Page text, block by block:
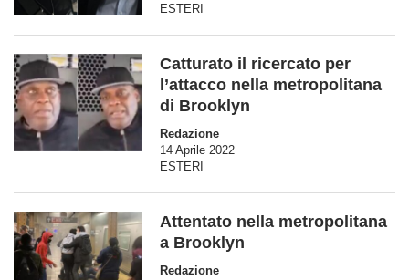
ESTERI
Catturato il ricercato per
l’attacco nella metropolitana
di Brooklyn
Redazione
14 Aprile 2022
ESTERI
Attentato nella metropolitana
a Brooklyn
Redazione